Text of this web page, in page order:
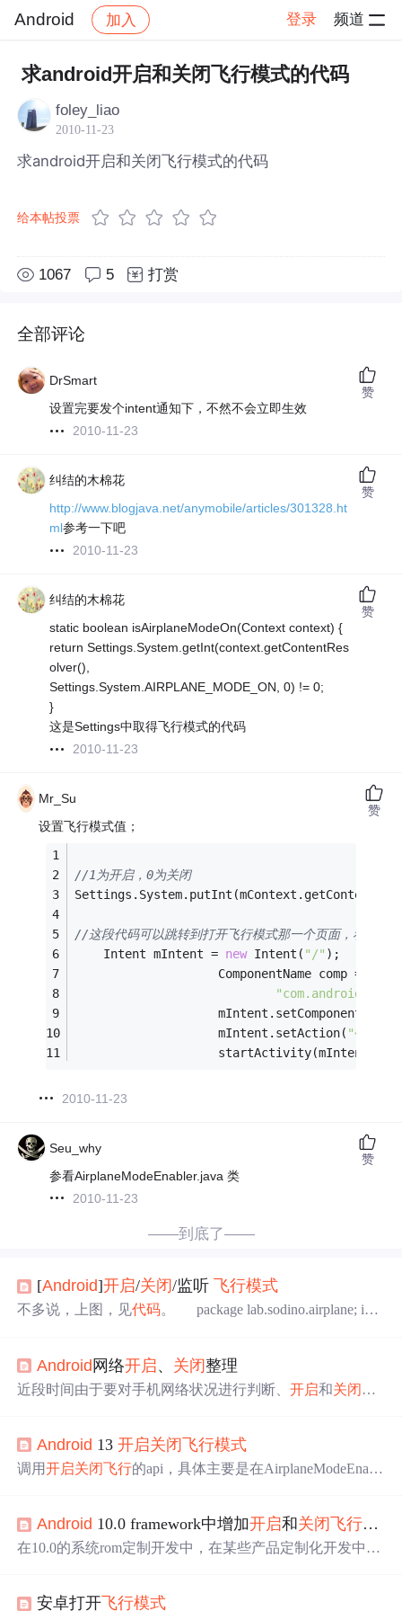
Android 加入 登录 频道
社区 Android 帖子详情
求android开启和关闭飞行模式的代码
foley_liao
2010-11-23
求android开启和关闭飞行模式的代码
给本帖投票
1067 5 打赏
全部评论
DrSmart
设置完要发个intent通知下，不然不会立即生效
2010-11-23
赞
纠结的木棉花
http://www.blogjava.net/anymobile/articles/301328.ht
ml参考一下吧
2010-11-23
赞
纠结的木棉花
static boolean isAirplaneModeOn(Context context) {
return Settings.System.getInt(context.getContentRes
olver(),
Settings.System.AIRPLANE_MODE_ON, 0) != 0;
}
这是Settings中取得飞行模式的代码
2010-11-23
赞
Mr_Su
设置飞行模式值；
//1为开启，0为关闭
//这段代码可以跳转到打开飞行模式那一个页面，看你用
	Intent mIntent =
new Intent( "/" );
					ComponentName comp =
					mIntent.setAction(
"<span
					startActivity(mIntent);
2010-11-23
赞
Seu_why
参看AirplaneModeEnabler.java 类
2010-11-23
赞
——到底了——
[Android]开启/关闭/监听 飞行模式
不多说，上图，见代码。 package lab.sodino.airplane; imp
ver; import andro
Android 网络开启、 关闭整理
近段时间由于要对手机网络状况进行判断、开启和关闭 ，
星平板上测试均通过 package com.my.device_admin.business;
import java.lang.reflect.Method; importandroid.content.Context
Android 13开启关闭飞行模式
调用开启关闭飞行的api，具体主要是在AirplaneModeEnabl
且在Activity生命周期中对这个变量进行相应的状态处理，
而且需要从这个变量获取当前的飞行模式状态，最后还有
Android 10.0 framework中增加开启和关闭 飞行模式
在10.0的系统rom定制开发中，在某些产品定制化开发中，
实现相关功能
安卓打开 飞行模式